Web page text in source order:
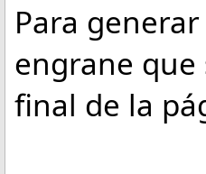
Para
engrane
final de la